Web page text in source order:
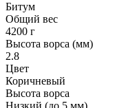
Битум
Общий вес
4200 г
Высота ворса (мм)
2.8
Цвет
Коричневый
Высота ворса